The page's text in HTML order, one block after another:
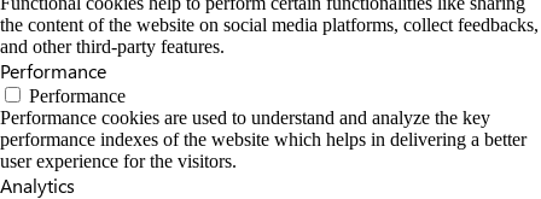
the content of the website on social media platforms, collect feedbacks,
and other third-party features.
Performance
Performance
Performance cookies are used to understand and analyze the key
performance indexes of the website which helps in delivering a better
user experience for the visitors.
Analytics